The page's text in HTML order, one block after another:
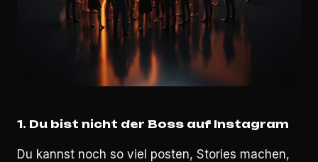
1. Du bist nicht der Boss auf Instagram
Du kannst noch so viel posten, Stories machen,